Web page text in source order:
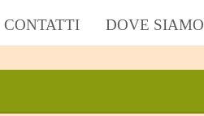
CONTATTI DOVE SIAMO